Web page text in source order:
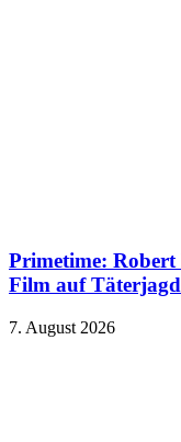
Primetime: Robert
Film auf Täterjagd
7. August 2026